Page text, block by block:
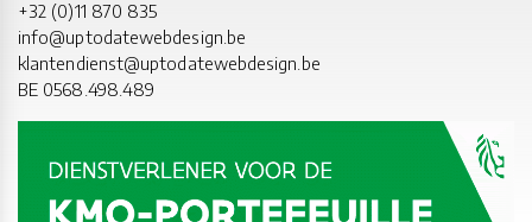
+32 (0)11 870 835
info@uptodatewebdesign.be
klantendienst@uptodatewebdesign.be
BE 0568.498.489